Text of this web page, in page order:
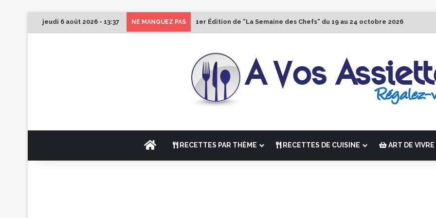
jeudi 6 août 2026 - 13:37 NE MANQUEZ PAS 1er Édition de “La Semaine des Chefs” du 19 au 24 octobre 2026
ACCUEILRECETTES PAR THÈME RECETTES DE CUISINE ART DE VIVRE